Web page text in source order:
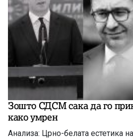
Зошто СДСМ сака да го
како умрен
Анализа: Црно-белата естетика